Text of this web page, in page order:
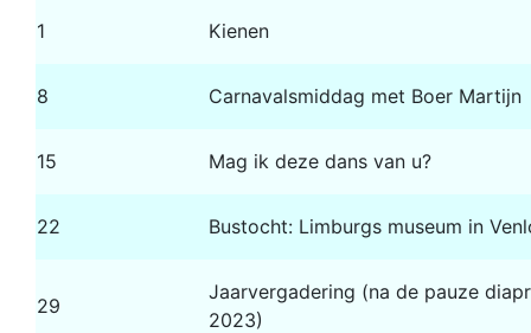
1 Kienen
8 Carnavalsmiddag met Boer Martijn
15 Mag ik deze dans van u?
22 Bustocht: Limburgs museum in
29
Jaarvergadering (na de pauze
2023)